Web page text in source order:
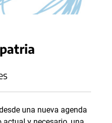
una nueva agenda